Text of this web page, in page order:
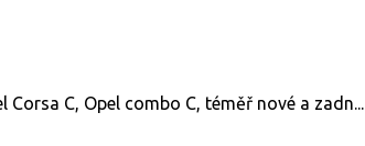
C, Opel combo C, téměř nové a zadn...